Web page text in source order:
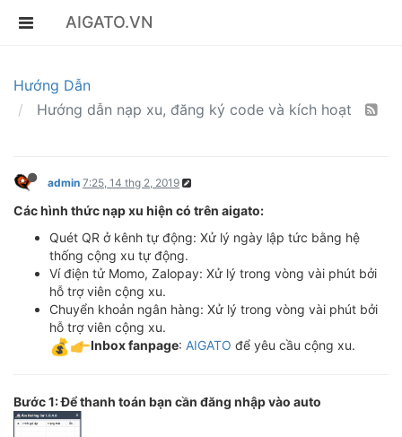
AIGATO.VN
Hướng Dẫn
Hướng dẫn nạp xu, đăng ký code và kích hoạt
admin 7:25, 14 thg 2, 2019
Các hình thức nạp xu hiện có trên aigato:
Quét QR ở kênh tự động: Xử lý ngày lập tức bằng hệ
thống cộng xu tự động.
Ví điện tử Momo, Zalopay: Xử lý trong vòng vài phút bởi
hỗ trợ viên cộng xu.
Chuyển khoản ngân hàng: Xử lý trong vòng vài phút bởi
hỗ trợ viên cộng xu.
Inbox fanpage: AIGATO để yêu cầu cộng xu.
Bước 1: Để thanh toán bạn cần đăng nhập vào auto